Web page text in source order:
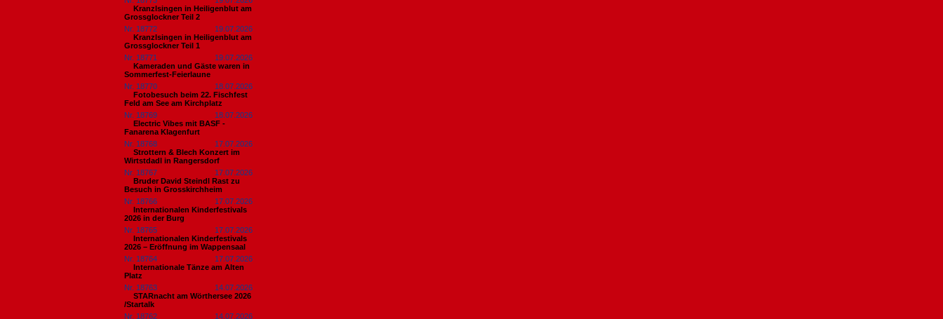
Kranzlsingen in Heiligenblut am
Grossglockner Teil 2
Nr. 18772
19.07.2026
Kranzlsingen in Heiligenblut am
Grossglockner Teil 1
Nr. 18771
19.07.2026
Kameraden und Gäste waren in
Sommerfest-Feierlaune
Nr. 18770
18.07.2026
Fotobesuch beim 22. Fischfest
Feld am See am Kirchplatz
Nr. 18769
18.07.2026
Electric Vibes mit BASF -
Fanarena Klagenfurt
Nr. 18768
17.07.2026
Strottern & Blech Konzert im
Wirtstdadl in Rangersdorf
Nr. 18767
17.07.2026
Bruder David Steindl Rast zu
Besuch in Grosskirchheim
Nr. 18766
17.07.2026
Internationalen Kinderfestivals
2026 in der Burg
Nr. 18765
17.07.2026
Internationalen Kinderfestivals
2026 – Eröffnung im Wappensaal
Nr. 18764
17.07.2026
Internationale Tänze am Alten
Platz
Nr. 18763
14.07.2026
STARnacht am Wörthersee 2026
/Startalk
Nr. 18762
14.07.2026